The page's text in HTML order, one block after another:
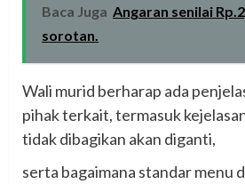
Baca Juga Angaran senilai
sorotan.
‎Wali murid berharap ada
pihak terkait, termasuk
tidak dibagikan akan diganti,
‎serta bagaimana standar menu